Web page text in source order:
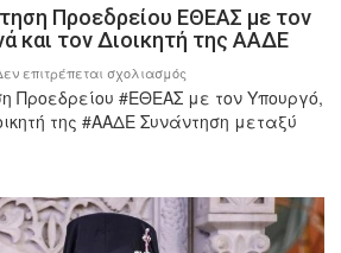
Προεδρείου ΕΘΕΑΣ με τον
και τον Διοικητή της ΑΑΔΕ
επιτρέπεται σχολιασμός
ΟΣΔΕ
2026:
ΕΘΕΑΣ
με
Προεδρείου #ΕΘΕΑΣ με τον Υπουργό,
της #ΑΑΔΕ Συνάντηση μεταξύ